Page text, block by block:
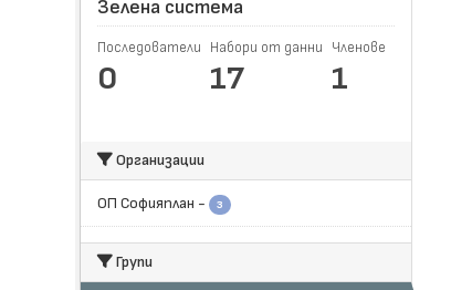
Зелена система
Последователи
0
Набори от данни
17
Членове
1
Организации
ОП Софияплан - 3
Групи